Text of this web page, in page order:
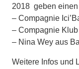
2018 geben
– Compagnie
– Compagnie
– Nina Wey aus
Weitere Infos und